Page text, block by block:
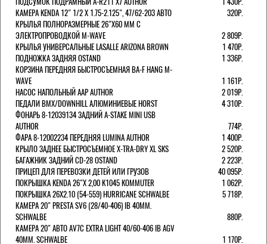
КАМЕРА KENDA 12" 1/2 Х 1.75-2.125", 47/62-203 АВТО
320Р.
КРЫЛЬЯ ПОЛНОРАЗМЕРНЫЕ 26"Х60 ММ С
ЭЛЕКТРОПРОВОДКОЙ M-WAVE
2 809Р.
КРЫЛЬЯ УНИВЕРСАЛЬНЫЕ LASALLE ARIZONA BROWN
1 470Р.
ПОДНОЖКА ЗАДНЯЯ OSTAND
1 336Р.
КОРЗИНА ПЕРЕДНЯЯ БЫСТРОСЪЕМНАЯ BA-F HANG M-
WAVE
1 161Р.
НАСОС НАПОЛЬНЫЙ AAP AUTHOR
2 019Р.
ПЕДАЛИ BMX/DOWNHILL АЛЮМИНИЕВЫЕ HORST
4 310Р.
ФОНАРЬ 8-12039134 ЗАДНИЙ A-STAKE MINI USB
AUTHOR
774Р.
ФАРА 8-12002234 ПЕРЕДНЯЯ LUMINA AUTHOR
1 400Р.
КРЫЛО ЗАДНЕЕ БЫСТРОСЪЕМНОЕ X-TRA-DRY XL SKS
2 520Р.
БАГАЖНИК ЗАДНИЙ CD-28 OSTAND
2 223Р.
ПРИЦЕП ДЛЯ ПЕРЕВОЗКИ ДЕТЕЙ ИЛИ ГРУЗОВ
40 095Р.
ПОКРЫШКА KENDA 26"Х 2,00 K1045 KOMMUTER
1 062Р.
ПОКРЫШКА 26X2.10 (54-559) HURRICANE SCHWALBE
5 718Р.
КАМЕРА 20" PRESTA SV6 (28/40-406) IB 40MM.
SCHWALBE
880Р.
КАМЕРА 20" АВТО AV7C EXTRA LIGHT 40/60-406 IB AGV
40MM. SCHWALBE
1 170Р.